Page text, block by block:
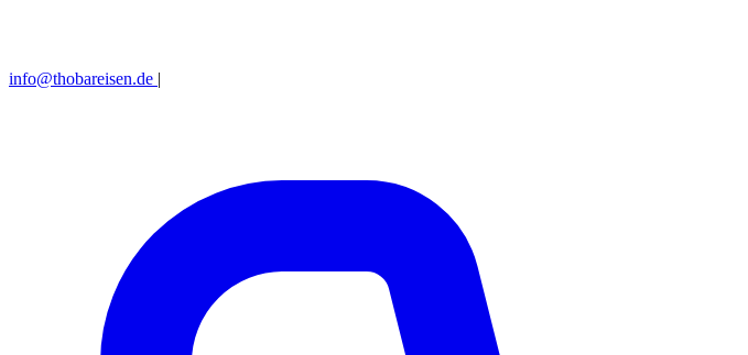
info@thobareisen.de |